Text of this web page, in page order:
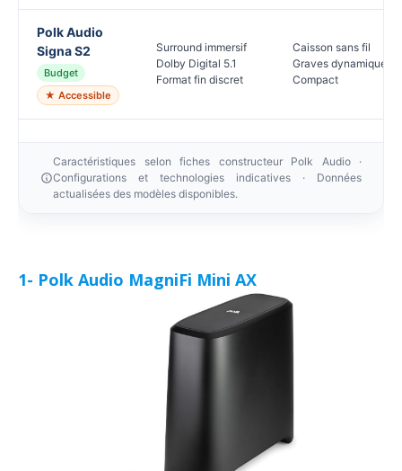
Polk Audio
Signa S2
Budget
★ Accessible
Surround immersif
Dolby Digital 5.1
Format fin discret
Caisson sans fil
Graves dynamiques
Compact
Caractéristiques selon fiches constructeur Polk Audio ·
Configurations et technologies indicatives · Données
actualisées des modèles disponibles.
1- Polk Audio MagniFi Mini AX